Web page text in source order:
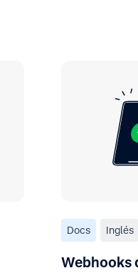
Docs Inglés
Webhooks